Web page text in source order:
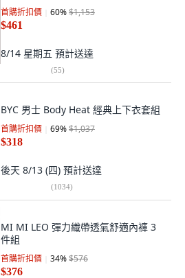
首購折扣價 60%$1,153
$461
8/14 星期五 預計送達
(55)
BYC 男士 Body Heat 經典上下衣套組
首購折扣價 69%$1,037
$318
後天 8/13 (四) 預計送達
(1034)
MI MI LEO 彈力織帶透氣舒適內褲 3
件組
首購折扣價 34%$576
$376